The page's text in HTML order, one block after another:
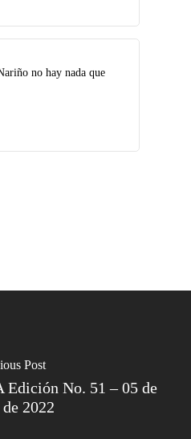
no hay nada que
Post
No. 51 – 05 de
2022